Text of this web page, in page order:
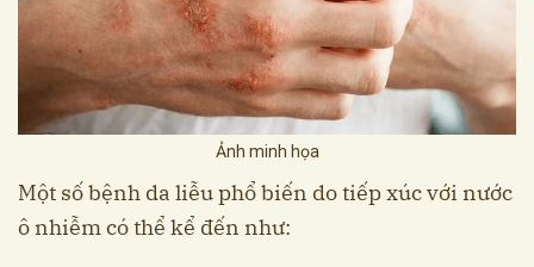
Ảnh minh họa
Một số bệnh da liễu phổ biến do tiếp xúc với nước
ô nhiễm có thể kể đến như: